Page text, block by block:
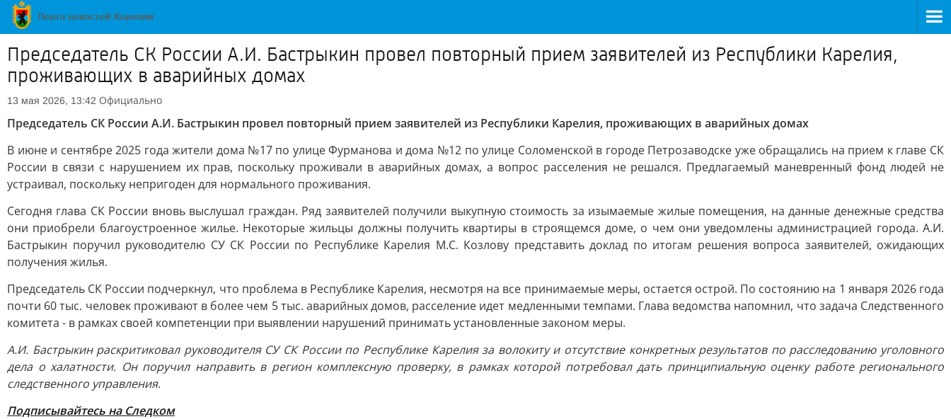
Председатель СК России А.И. Бастрыкин провел повторный прием заявителей из Республики Карелия,
проживающих в аварийных домах
13 мая 2026, 13:42 Официально
Председатель СК России А.И. Бастрыкин провел повторный прием заявителей из Республики Карелия, проживающих в аварийных домах
В июне и сентябре 2025 года жители дома №17 по улице Фурманова и дома №12 по улице Соломенской в городе Петрозаводске уже обращались на прием к главе СК
России в связи с нарушением их прав, поскольку проживали в аварийных домах, а вопрос расселения не решался. Предлагаемый маневренный фонд людей не
устраивал, поскольку непригоден для нормального проживания.
Сегодня глава СК России вновь выслушал граждан. Ряд заявителей получили выкупную стоимость за изымаемые жилые помещения, на данные денежные средства
они приобрели благоустроенное жилье. Некоторые жильцы должны получить квартиры в строящемся доме, о чем они уведомлены администрацией города. А.И.
Бастрыкин поручил руководителю СУ СК России по Республике Карелия М.С. Козлову представить доклад по итогам решения вопроса заявителей, ожидающих
получения жилья.
Председатель СК России подчеркнул, что проблема в Республике Карелия, несмотря на все принимаемые меры, остается острой. По состоянию на 1 января 2026 года
почти 60 тыс. человек проживают в более чем 5 тыс. аварийных домов, расселение идет медленными темпами. Глава ведомства напомнил, что задача Следственного
комитета - в рамках своей компетенции при выявлении нарушений принимать установленные законом меры.
А.И. Бастрыкин раскритиковал руководителя СУ СК России по Республике Карелия за волокиту и отсутствие конкретных результатов по расследованию уголовного
дела о халатности. Он поручил направить в регион комплексную проверку, в рамках которой потребовал дать принципиальную оценку работе регионального
следственного управления.
Подписывайтесь на Следком